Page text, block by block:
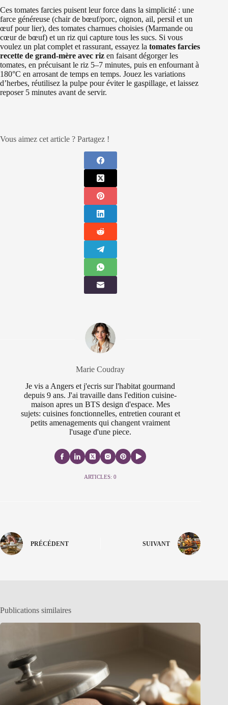
Ces tomates farcies puisent leur force dans la simplicité : une
farce généreuse (chair de bœuf/porc, oignon, ail, persil et un
œuf pour lier), des tomates charnues choisies (Marmande ou
cœur de bœuf) et un riz qui capture tous les sucs. Si vous
voulez un plat complet et rassurant, essayez la tomates farcies
recette de grand-mère avec riz en faisant dégorger les
tomates, en précuisant le riz 5–7 minutes, puis en enfournant à
180°C en arrosant de temps en temps. Jouez les variations
d’herbes, réutilisez la pulpe pour éviter le gaspillage, et laissez
reposer 5 minutes avant de servir.
Vous aimez cet article ? Partagez !
Marie Coudray
Je vis a Angers et j'ecris sur l'habitat gourmand
depuis 9 ans. J'ai travaille dans l'edition cuisine-
maison apres un BTS design d'espace. Mes
sujets: cuisines fonctionnelles, entretien courant et
petits amenagements qui changent vraiment
l'usage d'une piece.
ARTICLES: 0
PRÉCÉDENT SUIVANT
Publications similaires